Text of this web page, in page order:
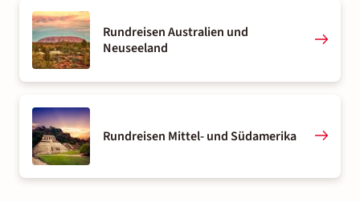
Rundreisen Australien und
Neuseeland
Rundreisen Mittel- und Südamerika